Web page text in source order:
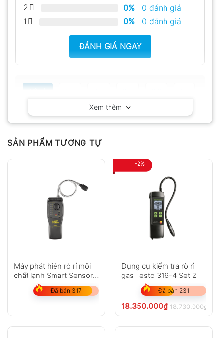
2
0% | 0 đánh giá
1
0% | 0 đánh giá
ĐÁNH GIÁ NGAY
Có ảnh
Chưa có đánh giá nào.
Xem thêm
SẢN PHẨM TƯƠNG TỰ
Máy phát hiện rò rỉ môi
chất lạnh Smart Sensor
AS5750L
Đã bán 317
-2%
Dụng cụ kiểm tra rò rỉ
gas Testo 316-4 Set 2
Đã bán 231
18.350.000₫ 18.730.000₫